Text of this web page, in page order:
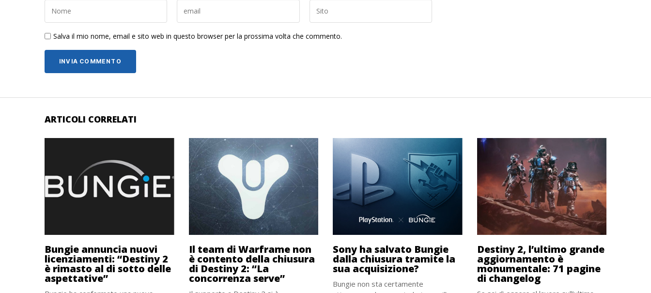
Salva il mio nome, email e sito web in questo browser per la prossima volta che commento.
ARTICOLI CORRELATI
Bungie annuncia nuovi
licenziamenti: “Destiny 2
è rimasto al di sotto delle
aspettative”
Il team di Warframe non
è contento della chiusura
di Destiny 2: “La
concorrenza serve”
Sony ha salvato Bungie
dalla chiusura tramite la
sua acquisizione?
Bungie non sta certamente
Destiny 2, l’ultimo grande
aggiornamento è
monumentale: 71 pagine
di changelog